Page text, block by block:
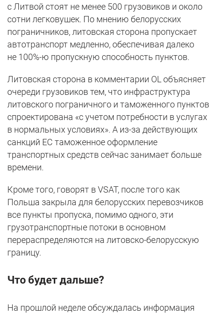
с Литвой стоят не менее 500 грузовиков и около
сотни легковушек. По мнению белорусских
пограничников, литовская сторона пропускает
автотранспорт медленно, обеспечивая далеко
не 100%-ю пропускную способность пунктов.
Литовская сторона в комментарии OL объясняет
очереди грузовиков тем, что инфраструктура
литовского пограничного и таможенного пунктов
спроектирована «с учетом потребности в услугах
в нормальных условиях». А из-за действующих
санкций ЕС таможенное оформление
транспортных средств сейчас занимает больше
времени.
Кроме того, говорят в VSAT, после того как
Польша закрыла для белорусских перевозчиков
все пункты пропуска, помимо одного, эти
грузотранспортные потоки в основном
перераспределяются на литовско-белорусскую
границу.
Что будет дальше?
На прошлой неделе обсуждалась информация